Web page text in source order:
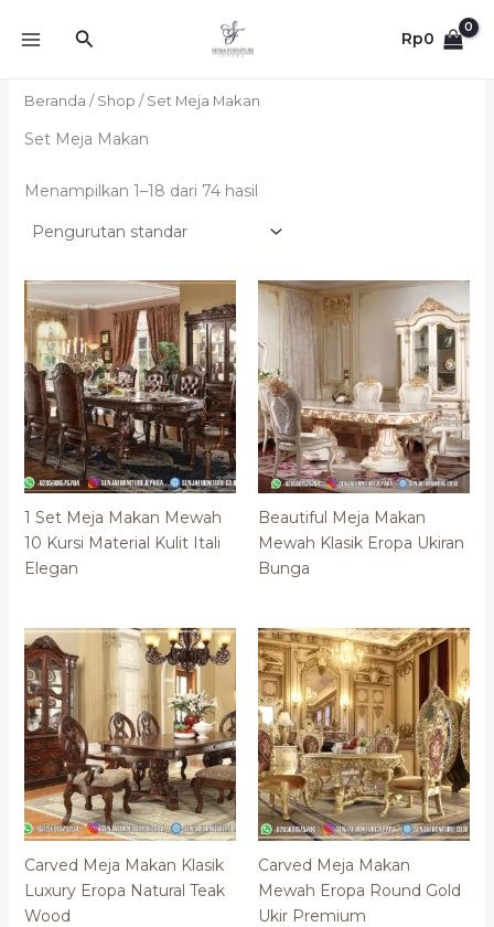
Cari Rp0
Beranda / Shop / Set Meja Makan
Set Meja Makan
Menampilkan 1–18 dari 74 hasil
1 Set Meja Makan Mewah
10 Kursi Material Kulit Itali
Elegan
Beautiful Meja Makan
Mewah Klasik Eropa Ukiran
Bunga
Carved Meja Makan Klasik
Luxury Eropa Natural Teak
Wood
Carved Meja Makan
Mewah Eropa Round Gold
Ukir Premium